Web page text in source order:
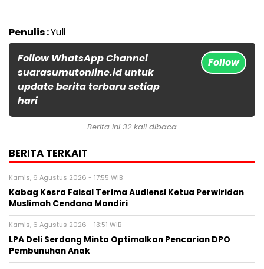
Penulis :Yuli
Follow WhatsApp Channel
suarasumutonline.id untuk
update berita terbaru setiap
hari
Follow
Berita ini 32 kali dibaca
BERITA TERKAIT
Kamis, 6 Agustus 2026 - 17:55 WIB
Kabag Kesra Faisal Terima Audiensi Ketua Perwiridan
Muslimah Cendana Mandiri
Kamis, 6 Agustus 2026 - 13:51 WIB
LPA Deli Serdang Minta Optimalkan Pencarian DPO
Pembunuhan Anak